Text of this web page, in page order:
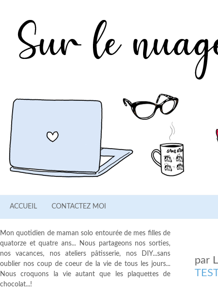
ACCUEIL CONTACTEZ MOI
par
Mon quotidien de maman solo entourée de mes filles de
quatorze et quatre ans... Nous partageons nos sorties,
nos vacances, nos ateliers pâtisserie, nos DIY...sans
oublier nos coup de coeur de la vie de tous les jours...
Nous croquons la vie autant que les plaquettes de
chocolat...!